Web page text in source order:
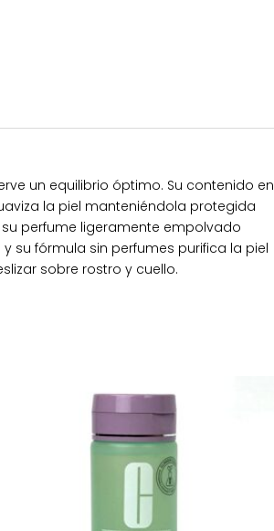
un equilibrio óptimo. Su contenido en
la piel manteniéndola protegida
perfume ligeramente empolvado
su fórmula sin perfumes purifica la piel
sobre rostro y cuello.